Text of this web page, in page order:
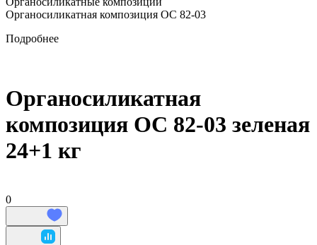
Органосиликатная композиция ОС 82-03
Подробнее
Органосиликатная
композиция ОС 82-03 зеленая
24+1 кг
0